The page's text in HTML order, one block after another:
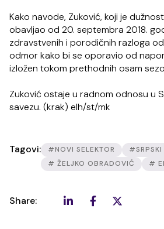
Kako navode, Zuković, koji je
obavljao od 20. septembra 2018.
zdravstvenih i porodičnih razloga
odmor kako bi se oporavio od
izložen tokom prethodnih osam
Zuković ostaje u radnom odnosu u
savezu. (krak) elh/st/mk
Tagovi: #NOVI SELEKTOR
#SRPSKI
# ŽELJKO OBRADOVIĆ
#
Share: